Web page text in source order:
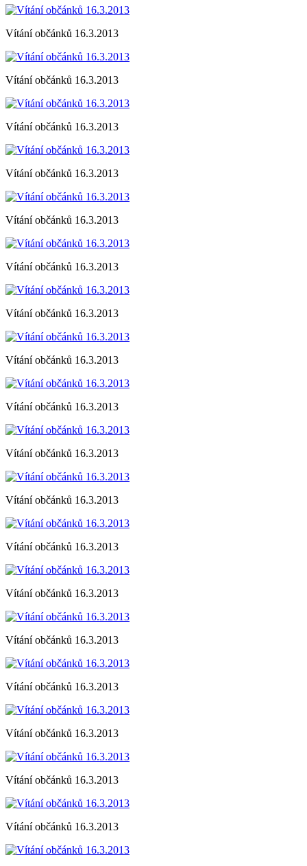
Vítání občánků 16.3.2013
Vítání občánků 16.3.2013
Vítání občánků 16.3.2013
Vítání občánků 16.3.2013
Vítání občánků 16.3.2013
Vítání občánků 16.3.2013
Vítání občánků 16.3.2013
Vítání občánků 16.3.2013
Vítání občánků 16.3.2013
Vítání občánků 16.3.2013
Vítání občánků 16.3.2013
Vítání občánků 16.3.2013
Vítání občánků 16.3.2013
Vítání občánků 16.3.2013
Vítání občánků 16.3.2013
Vítání občánků 16.3.2013
Vítání občánků 16.3.2013
Vítání občánků 16.3.2013